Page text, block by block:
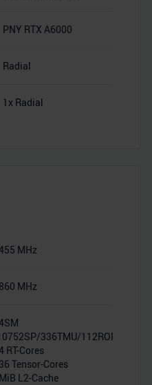
PNY RTX A6000
Radial
1x Radial
MHz
MHz
336TMU/112ROP)
RT-Cores
Tensor-Cores
L2-Cache